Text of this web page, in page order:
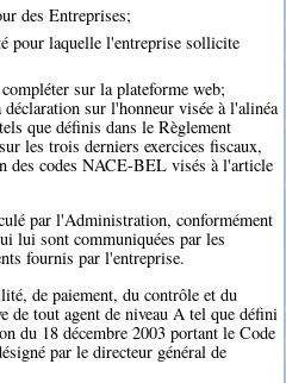
des Entreprises;
pour laquelle l'entreprise sollicite
sur la plateforme web;
sur l'honneur visée à l'alinéa
que définis dans le Règlement
les trois derniers exercices fiscaux,
des codes NACE-BEL visés à l'article
par l'Administration, conformément
lui sont communiquées par les
fournis par l'entreprise.
de paiement, du contrôle et du
de tout agent de niveau A tel que défini
du 18 décembre 2003 portant le Code
par le directeur général de